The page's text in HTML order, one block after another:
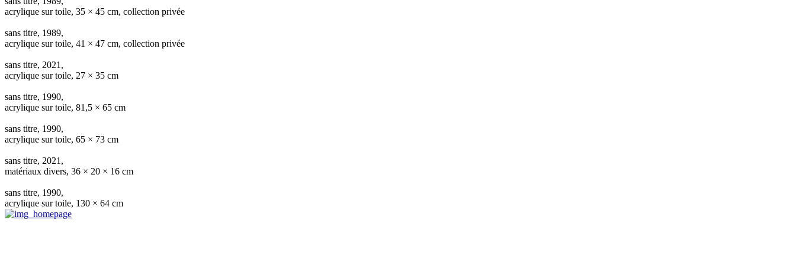
acrylique sur toile, 35 × 45 cm, collection privée
sans titre, 1989,
acrylique sur toile, 41 × 47 cm, collection privée
sans titre, 2021,
acrylique sur toile, 27 × 35 cm
sans titre, 1990,
acrylique sur toile, 81,5 × 65 cm
sans titre, 1990,
acrylique sur toile, 65 × 73 cm
sans titre, 2021,
matériaux divers, 36 × 20 × 16 cm
sans titre, 1990,
acrylique sur toile, 130 × 64 cm